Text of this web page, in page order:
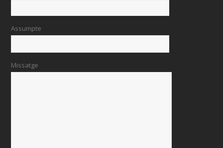
Assumpte
Missatge